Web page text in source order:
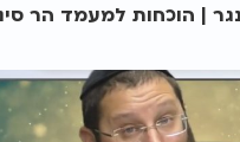
| הוכחות למעמד הר